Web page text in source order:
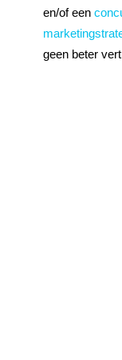
en/of een
geen beter